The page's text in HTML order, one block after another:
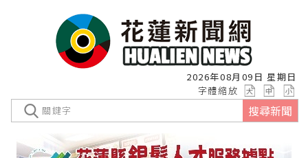
2026年08月09日 星期日
字體縮放
搜尋新聞